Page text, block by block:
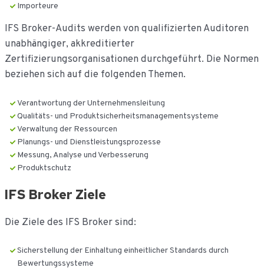
Importeure
IFS Broker-Audits werden von qualifizierten Auditoren
unabhängiger, akkreditierter
Zertifizierungsorganisationen durchgeführt. Die Normen
beziehen sich auf die folgenden Themen.
Verantwortung der Unternehmensleitung
Qualitäts- und Produktsicherheitsmanagementsysteme
Verwaltung der Ressourcen
Planungs- und Dienstleistungsprozesse
Messung, Analyse und Verbesserung
Produktschutz
IFS Broker Ziele
Die Ziele des IFS Broker sind:
Sicherstellung der Einhaltung einheitlicher Standards durch
Bewertungssysteme